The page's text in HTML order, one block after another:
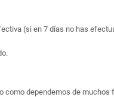
(si en 7 días no has
dependemos de